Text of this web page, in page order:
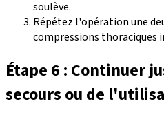
soulève.
Répétez l'opération une
compressions thoraciques
Étape 6 : Continuer
secours ou de